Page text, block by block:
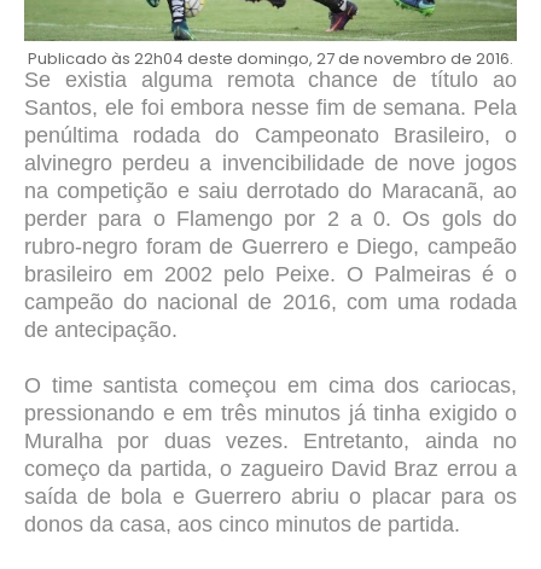
Publicado às 22h04 deste domingo, 27 de novembro de 2016.
Se existia alguma remota chance de título ao
Santos, ele foi embora nesse fim de semana. Pela
penúltima rodada do Campeonato Brasileiro, o
alvinegro perdeu a invencibilidade de nove jogos
na competição e saiu derrotado do Maracanã, ao
perder para o Flamengo por 2 a 0. Os gols do
rubro-negro foram de Guerrero e Diego, campeão
brasileiro em 2002 pelo Peixe. O Palmeiras é o
campeão do nacional de 2016, com uma rodada
de antecipação.
O time santista começou em cima dos cariocas,
pressionando e em três minutos já tinha exigido o
Muralha por duas vezes. Entretanto, ainda no
começo da partida, o zagueiro David Braz errou a
saída de bola e Guerrero abriu o placar para os
donos da casa, aos cinco minutos de partida.